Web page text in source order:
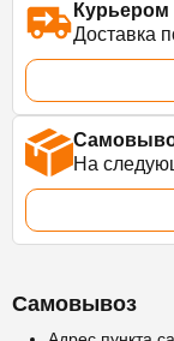
Курьером
Доставка
На
Самовывоз